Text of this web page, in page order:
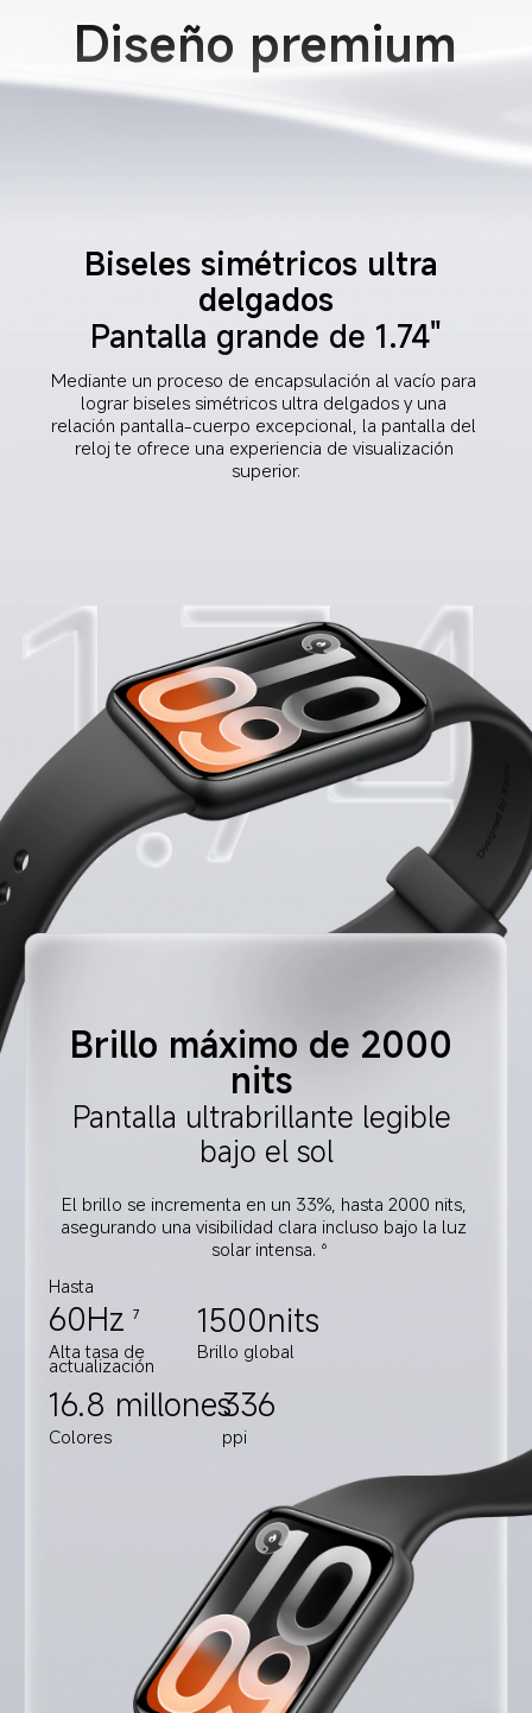
Diseño premium
Biseles simétricos ultra
delgados
Pantalla grande de 1.74"
Mediante un proceso de encapsulación al vacío para
lograr biseles simétricos ultra delgados y una
relación pantalla-cuerpo excepcional, la pantalla del
reloj te ofrece una experiencia de visualización
superior.
Brillo máximo de 2000
nits
Pantalla ultrabrillante legible
bajo el sol
El brillo se incrementa en un 33%, hasta 2000 nits,
asegurando una visibilidad clara incluso bajo la luz
solar intensa. 6
Hasta
60Hz 7
Alta tasa de
actualización
1500nits
Brillo global
16.8 millones
Colores
336
ppi